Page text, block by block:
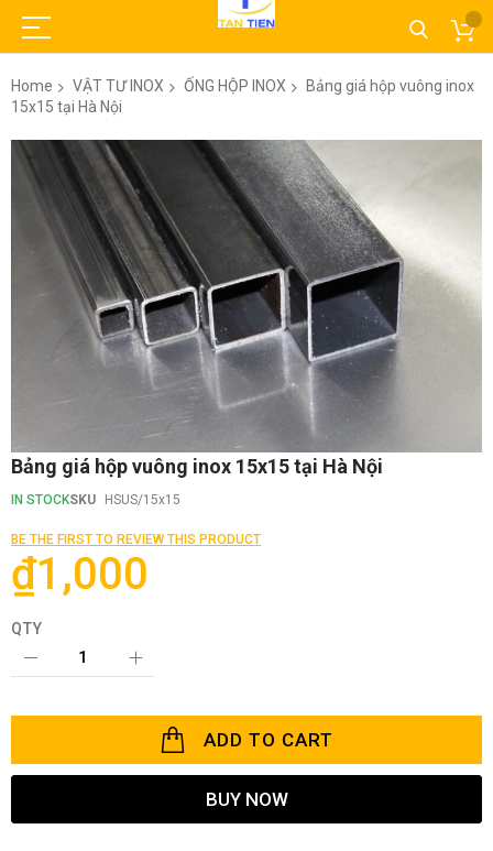
Home VẬT TƯ INOX ỐNG HỘP INOX
Bảng giá hộp vuông inox
15x15 tại Hà Nội
Skip
Skip
the
of
the
images
gallery
Bảng giá hộp vuông inox 15x15 tại Hà Nội
IN STOCKSKU HSUS/15x15
BE THE FIRST TO REVIEW THIS PRODUCT
₫1,000
QTY
ADD TO CART
BUY NOW